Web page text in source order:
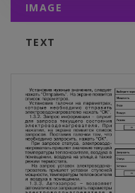
IMAGE
TEXT